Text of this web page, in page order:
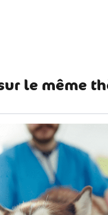
industrielles
le même